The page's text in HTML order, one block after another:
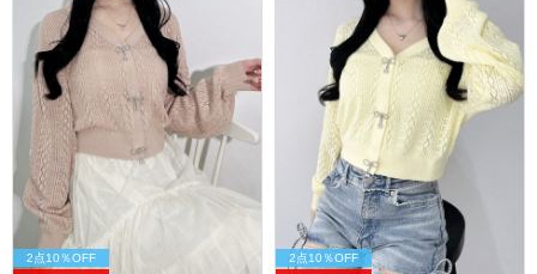
2点10％OFF 2点10％OFF